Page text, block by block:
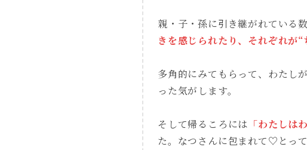
親・子・孫に引き継がれている
きを感じられたり、それぞれが“
多角的にみてもらって、わたし
った気がします。
そして帰るころには 「わたしは
た。なつさんに包まれて♡とっ